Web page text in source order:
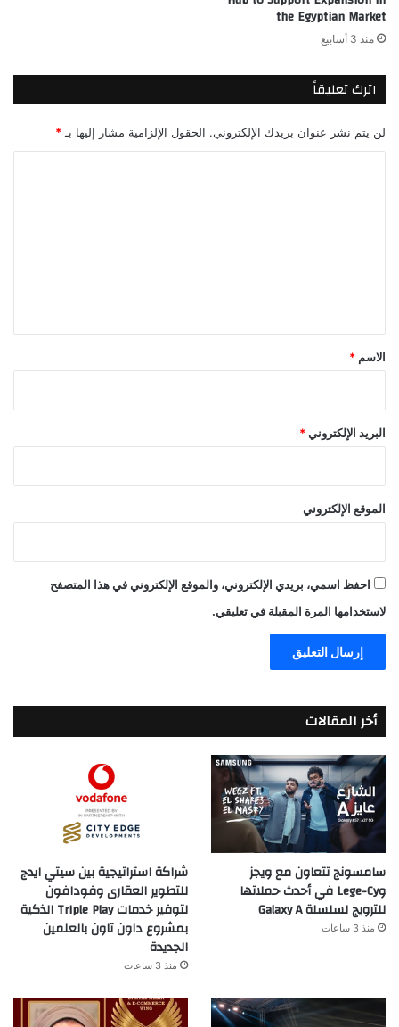
the Egyptian Market
منذ 3 أسابيع
اترك تعليقاً
لن يتم نشر عنوان بريدك الإلكتروني. الحقول الإلزامية مشار إليها بـ *
*
الاسم *
البريد الإلكتروني *
الموقع الإلكتروني
احفظ اسمي، بريدي الإلكتروني، والموقع الإلكتروني في هذا المتصفح
لاستخدامها المرة المقبلة في تعليقي.
أخر المقالات
سامسونج تتعاون مع ويجز
وLege-Cy في أحدث حملاتها
للترويج لسلسلة Galaxy A
منذ 3 ساعات
شراكة استراتيجية بين سيتي ايدج
للتطوير العقارى وفودافون
لتوفير خدمات Triple Play الذكية
بمشروع داون تاون بالعلمين
الجديدة
منذ 3 ساعات